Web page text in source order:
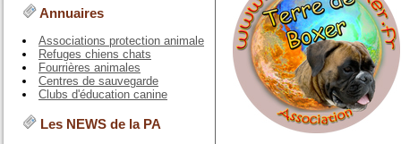
Annuaires
Associations protection animale
Refuges chiens chats
Fourrières animales
Centres de sauvegarde
Clubs d'éducation canine
Les NEWS de la PA